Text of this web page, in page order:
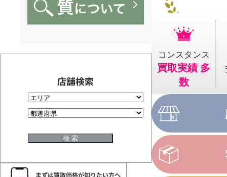
店舗検索
コンスタンス
買取実績 多
数